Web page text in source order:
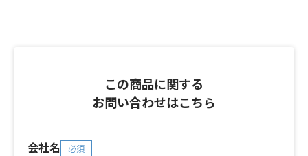
この商品に関する
お問い合わせはこちら
会社名 必須